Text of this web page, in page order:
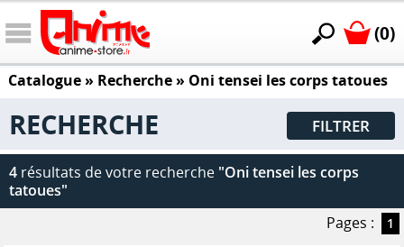
(0)
Catalogue» Recherche » Oni tensei les corps tatoues
RECHERCHE FILTRER
4 résultats de votre recherche "Oni tensei les corps
tatoues"
Pages :
1